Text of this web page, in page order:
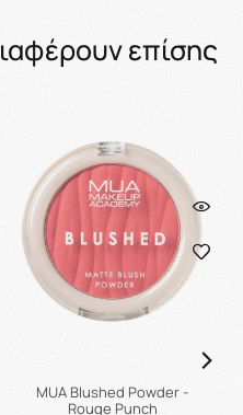
επίσης
MUA Blushed Powder -
Rouge Punch